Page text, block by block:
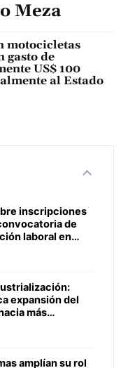
Meza
motocicletas
gasto de
US$ 100
al Estado
inscripciones
de
laboral en
expansión del
más
amplían su rol